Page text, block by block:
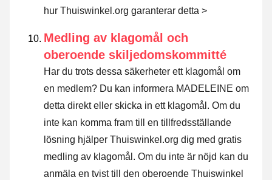
hur Thuiswinkel.org garanterar detta >
Medling av klagomål och
oberoende skiljedomskommitté
Har du trots dessa säkerheter ett klagomål om
en medlem? Du kan informera MADELEINE om
detta direkt eller skicka in ett klagomål . Om du
inte kan komma fram till en tillfredsställande
lösning hjälper Thuiswinkel.org dig med gratis
medling av klagomål. Om du inte är nöjd kan du
anmäla en tvist till den oberoende Thuiswinkel